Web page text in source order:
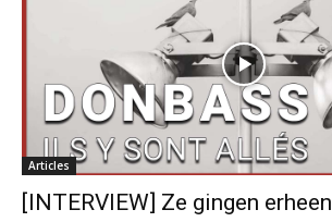
Articles
[INTERVIEW] Ze gingen erheen